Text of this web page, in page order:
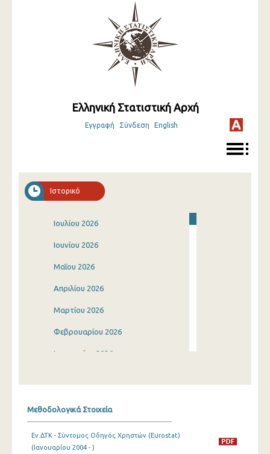
Ελληνική Στατιστική Αρχή
Εγγραφή Σύνδεση English
Ιστορικό
Ιουλίου 2026
Ιουνίου 2026
Μαΐου 2026
Απριλίου 2026
Μαρτίου 2026
Φεβρουαρίου 2026
Ιανουαρίου 2026
Σεπτεμβρίου 2025
Μεθοδολογικά Στοιχεία
Εν.ΔΤΚ - Σύντομος Οδηγός Χρηστών (Eurostat)
(Ιανουαρίου 2004 - )